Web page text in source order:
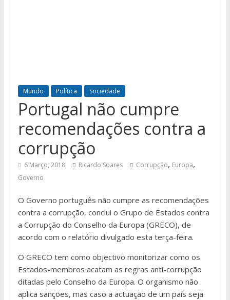
Mundo Política Sociedade
Portugal não cumpre
recomendações contra a
corrupção
6 Março, 2018 Ricardo Soares Corrupção, Europa,
Governo
O Governo português não cumpre as recomendações
contra a corrupção, conclui o Grupo de Estados contra
a Corrupção do Conselho da Europa (GRECO), de
acordo com o relatório divulgado esta terça-feira.
O GRECO tem como objectivo monitorizar como os
Estados-membros acatam as regras anti-corrupção
ditadas pelo Conselho da Europa. O organismo não
aplica sanções, mas caso a actuação de um país seja